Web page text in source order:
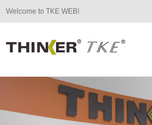
Welcome to TKE WEB!